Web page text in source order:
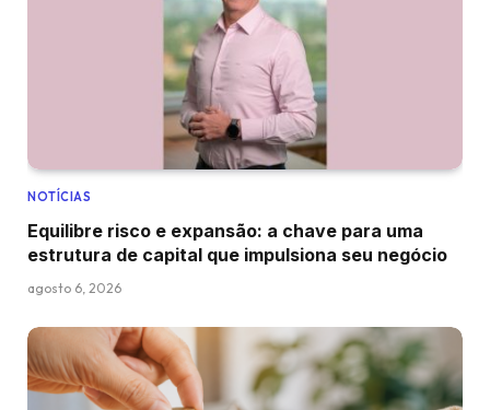
NOTÍCIAS
Equilibre risco e expansão: a chave para uma
estrutura de capital que impulsiona seu negócio
agosto 6, 2026